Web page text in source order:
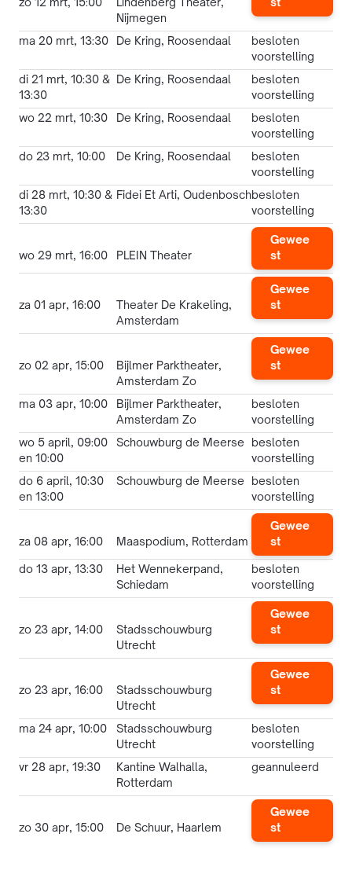
zo 12 mrt, 15:00
Lindenberg Theater,
Nijmegen
st
ma 20 mrt, 13:30 De Kring, Roosendaal
besloten
voorstelling
di 21 mrt, 10:30 &
13:30
De Kring, Roosendaal
besloten
voorstelling
wo 22 mrt, 10:30 De Kring, Roosendaal
besloten
voorstelling
do 23 mrt, 10:00 De Kring, Roosendaal
besloten
voorstelling
di 28 mrt, 10:30 &
13:30
Fidei Et Arti, Oudenboschbesloten
voorstelling
wo 29 mrt, 16:00 PLEIN Theater
Gewee
st
za 01 apr, 16:00
Theater De Krakeling,
Amsterdam
Gewee
st
zo 02 apr, 15:00
Bijlmer Parktheater,
Amsterdam Zo
Gewee
st
ma 03 apr, 10:00
Bijlmer Parktheater,
Amsterdam Zo
besloten
voorstelling
wo 5 april, 09:00
en 10:00
Schouwburg de Meerse
besloten
voorstelling
do 6 april, 10:30
en 13:00
Schouwburg de Meerse
besloten
voorstelling
za 08 apr, 16:00 Maaspodium, Rotterdam
Gewee
st
do 13 apr, 13:30
Het Wennekerpand,
Schiedam
besloten
voorstelling
zo 23 apr, 14:00
Stadsschouwburg
Utrecht
Gewee
st
zo 23 apr, 16:00
Stadsschouwburg
Utrecht
Gewee
st
ma 24 apr, 10:00
Stadsschouwburg
Utrecht
besloten
voorstelling
vr 28 apr, 19:30
Kantine Walhalla,
Rotterdam
geannuleerd
zo 30 apr, 15:00 De Schuur, Haarlem
Gewee
st